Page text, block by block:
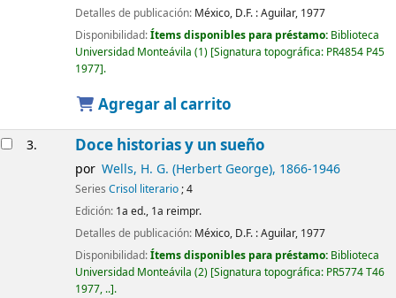
Detalles de publicación: México, D.F. :Aguilar, 1977
Disponibilidad:Ítems disponibles para préstamo: Biblioteca
Universidad Monteávila (1) Signatura topográfica: PR4854 P45
1977 .
Agregar al carrito
3. Doce historias y un sueño
por Wells, H. G. (Herbert George), 1866-1946
Series Crisol literario; 4
Edición: 1a ed., 1a reimpr.
Detalles de publicación: México, D.F. :Aguilar, 1977
Disponibilidad:Ítems disponibles para préstamo: Biblioteca
Universidad Monteávila (2) Signatura topográfica: PR5774 T46
1977, .. .